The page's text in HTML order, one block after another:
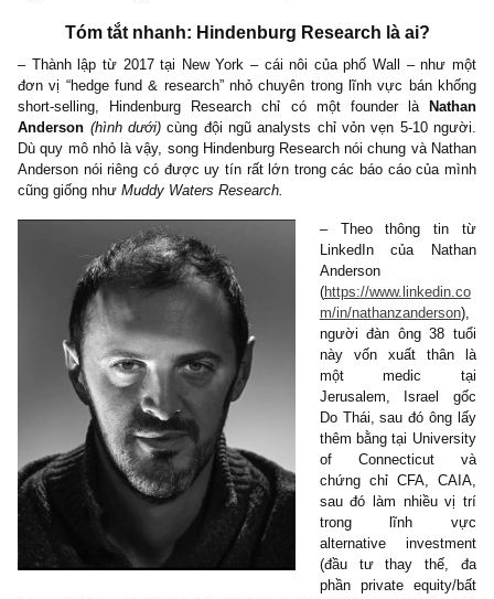
lắng từ S.A.F.E (*)
Link bài investigation report gốc – tốn 2 năm công sức của
ngũ Hindenburg Research gần 100 trang – quý độc giả nào
Anh ngữ nên tham khảo, rất hay:
https://hindenburgresearch.com/adani/
Tóm tắt nhanh: Hindenburg Research là ai?
– Thành lập từ 2017 tại New York – cái nôi của phố Wall –
đơn vị “hedge fund & research” nhỏ chuyên trong lĩnh vực bán
short-selling, Hindenburg Research chỉ có một founder là
Anderson (hình dưới)cùng đội ngũ analysts chỉ vỏn vẹn 5-10
Dù quy mô nhỏ là vậy, song Hindenburg Research nói chung và
Anderson nói riêng có được uy tín rất lớn trong các báo cáo của
cũng giống nhưMuddy Waters Research.
– Theo thông
LinkedIn của
Anderson
https://
m/in/
người đàn ông
này vốn xuất
một
Jerusalem,